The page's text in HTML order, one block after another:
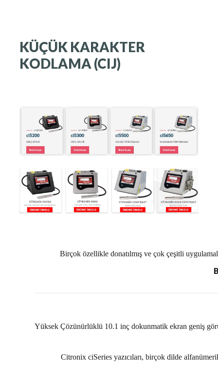
KÜÇÜK KARAKTER
KODLAMA (CIJ)
Birçok özellikle donatılmış ve çok çeşitli
Yüksek Çözünürlüklü 10.1 inç dokunmatik ekran geniş
Citronix ciSeries yazıcıları, birçok dilde